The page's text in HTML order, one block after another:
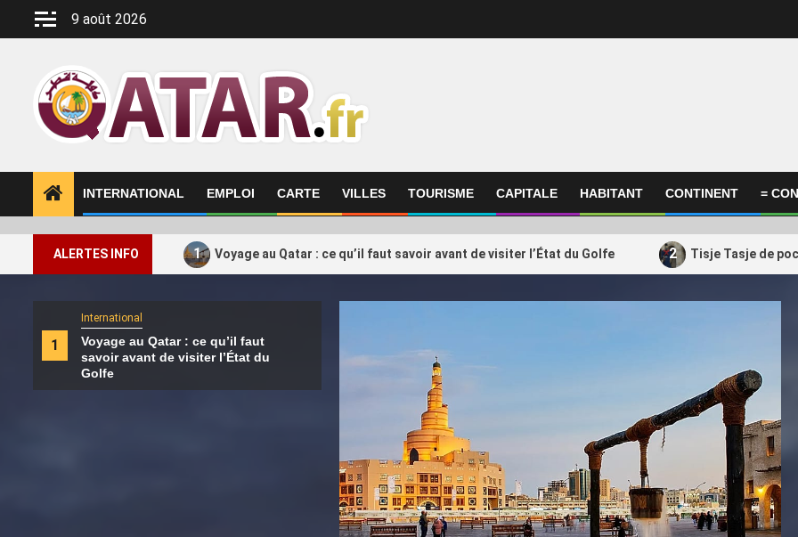
9 août 2026
INTERNATIONAL EMPLOI CARTE VILLES TOURISME CAPITALE HABITANT CONTINENT =
ALERTES INFO 1 Voyage au Qatar : ce qu’il faut savoir avant de visiter l’État du Golfe 2 Tisje Tasje de
1
International
Voyage au Qatar : ce qu’il faut
savoir avant de visiter l’État du
Golfe
et compagnie du Qatar… nos
potins du 3 au 9 août
affirme sa solidarité